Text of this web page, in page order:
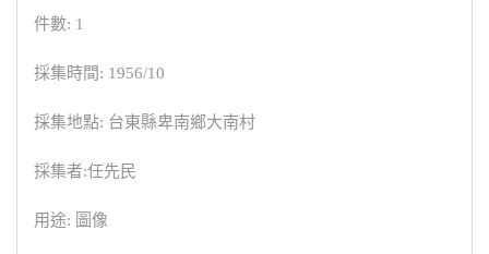
件數: 1
採集時間: 1956/10
採集地點: 台東縣卑南鄉大南村
採集者:任先民
用途: 圖像